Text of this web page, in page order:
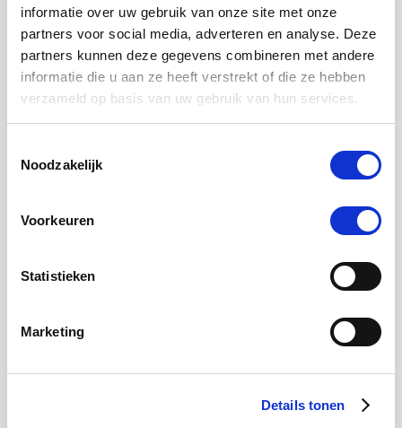
informatie over uw gebruik van onze site met onze
partners voor social media, adverteren en analyse. Deze
partners kunnen deze gegevens combineren met andere
informatie die u aan ze heeft verstrekt of die ze hebben
verzameld op basis van uw gebruik van hun services.
Noodzakelijk
Voorkeuren
Statistieken
Marketing
Details tonen
Klantenservice bereikbaarheid:
Ma - Vrij 8:30 - 17:30 uur
App: 06-21959869 onze klantenservice
Facebook
Ontdek onze stories